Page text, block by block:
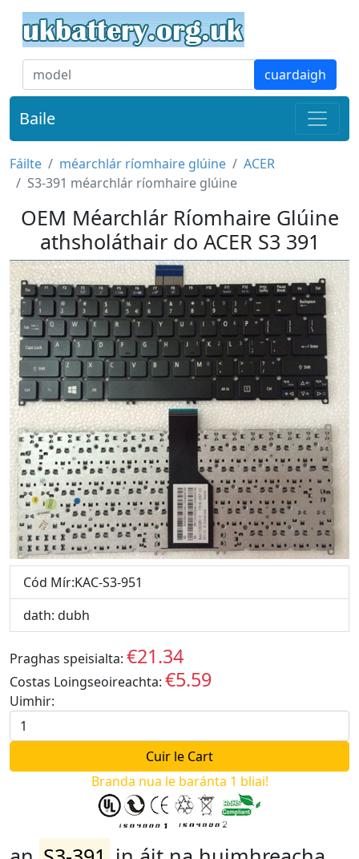
cuardaigh
Baile
Fáilte méarchlár ríomhaire glúine
ACER
S3-391 méarchlár ríomhaire glúine
OEM Méarchlár Ríomhaire Glúine
athsholáthair do ACER S3 391
Cód Mír:KAC-S3-951
dath: dubh
Praghas speisialta: €21.34
Costas Loingseoireachta: €5.59
Uimhir:
Branda nua le baránta 1 bliai!